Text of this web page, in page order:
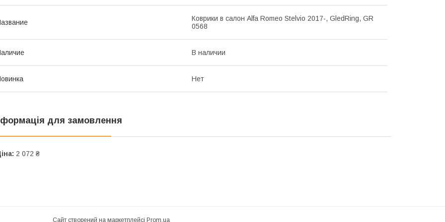
Коврики в салон Alfa Romeo Stelvio 2017-, GledRing, GR
0568
В наличии
Нет
для замовлення
2 072 ₴
Сайт створений на маркетплейсі Prom.ua